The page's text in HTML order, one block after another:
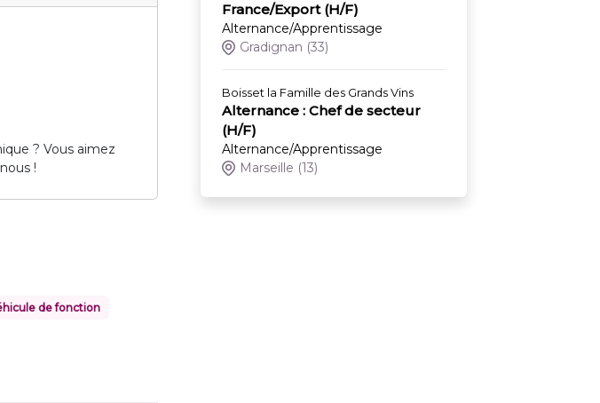
? Vous aimez
!
de fonction
France/Export (H/F)
Alternance/Apprentissage
Gradignan (33)
Boisset la Famille des Grands Vins
Alternance : Chef de secteur
(H/F)
Alternance/Apprentissage
Marseille (13)